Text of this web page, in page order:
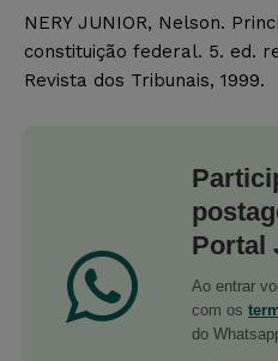
NERY JUNIOR, Nelson.
constituição federal. 5. ed.
Revista dos Tribunais, 1999.
Portal
Ao entrar
com os
do